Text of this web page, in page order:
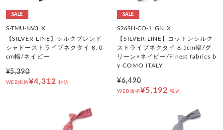
SALE
S-TMU-NV3_X
【SILVER LINE】シルクブレンド
シャドーストライプネクタイ 8.０
cm幅/ネイビー
¥5,390
WEB価格¥4,312 税込
SALE
S26SH-CO-1_GN_X
【SILVER LINE】コットンシルク
ストライプネクタイ 8.5cm幅/グ
リーン×ネイビー/Finest fabrics b
y COMO ITALY
¥6,490
WEB価格¥5,192 税込